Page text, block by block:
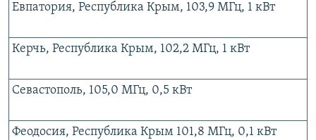
Евпатория, Республика Крым, 103,9 МГц, 1 кВт
Керчь, Республика Крым, 102,2 МГц, 1 кВт
Севастополь, 105,0 МГц, 0,5 кВт
Феодосия, Республика Крым 101,8 МГц, 0,1 кВт